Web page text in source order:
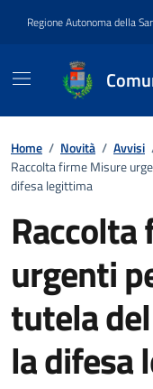
Regione Autonoma della
Home / Novità / Avvisi
Raccolta firme Misure
difesa legittima
urgenti
tutela
la difesa